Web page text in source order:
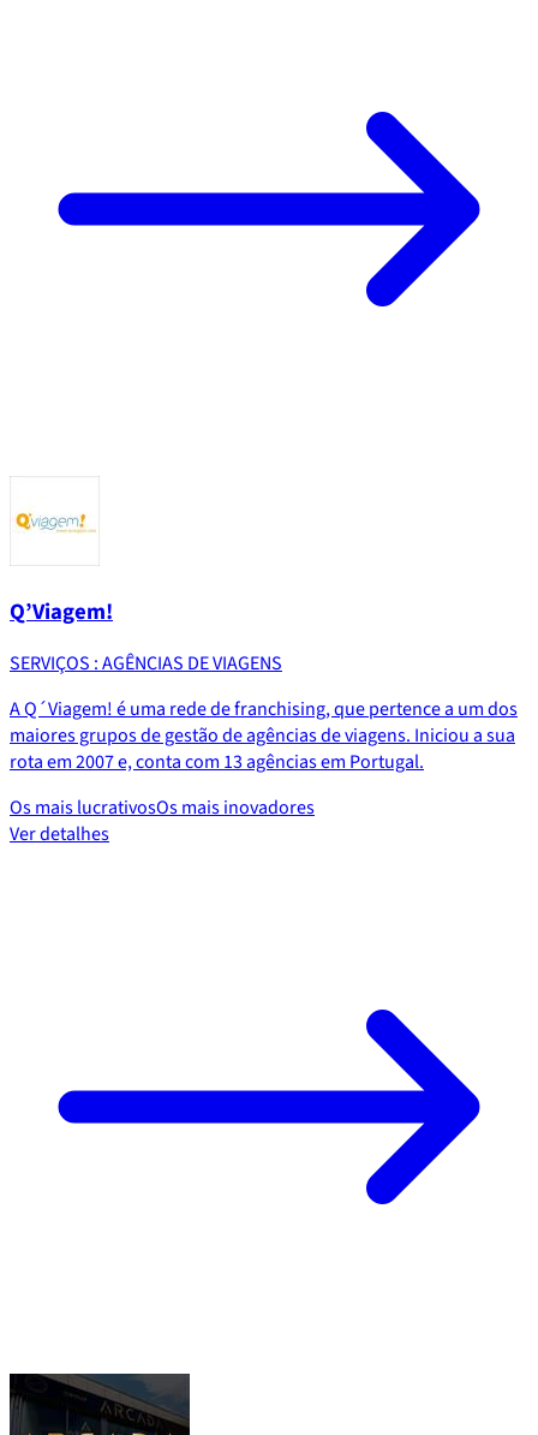
Q’Viagem!
SERVIÇOS : AGÊNCIAS DE VIAGENS
A Q´Viagem! é uma rede de franchising, que pertence a um dos
maiores grupos de gestão de agências de viagens. Iniciou a sua
rota em 2007 e, conta com 13 agências em Portugal.
Os mais lucrativosOs mais inovadores
Ver detalhes